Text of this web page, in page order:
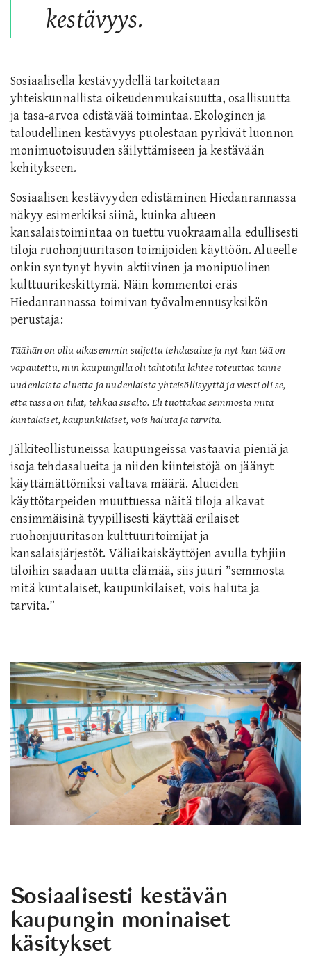
kestävyys.
Sosiaalisella kestävyydellä tarkoitetaan
yhteiskunnallista oikeudenmukaisuutta, osallisuutta
ja tasa-arvoa edistävää toimintaa. Ekologinen ja
taloudellinen kestävyys puolestaan pyrkivät luonnon
monimuotoisuuden säilyttämiseen ja kestävään
kehitykseen.
Sosiaalisen kestävyyden edistäminen Hiedanrannassa
näkyy esimerkiksi siinä, kuinka alueen
kansalaistoimintaa on tuettu vuokraamalla edullisesti
tiloja ruohonjuuritason toimijoiden käyttöön.Alueelle
onkin syntynyt hyvin aktiivinen ja monipuolinen
kulttuurikeskittymä. Näin kommentoi eräs
Hiedanrannassa toimivan työvalmennusyksikön
perustaja:
Täähän on ollu aikasemmin suljettu tehdasalue ja nyt kun tää on
vapautettu, niin kaupungilla oli tahtotila lähtee toteuttaa tänne
uudenlaista aluetta ja uudenlaista yhteisöllisyyttä ja viesti oli se,
että tässä on tilat, tehkää sisältö. Eli tuottakaa semmosta mitä
kuntalaiset, kaupunkilaiset, vois haluta ja tarvita.
Jälkiteollistuneissa kaupungeissa vastaavia pieniä ja
isoja tehdasalueita ja niiden kiinteistöjä on jäänyt
käyttämättömiksi valtava määrä. Alueiden
käyttötarpeiden muuttuessa näitä tiloja alkavat
ensimmäisinä tyypillisesti käyttää erilaiset
ruohonjuuritason kulttuuritoimijat ja
kansalaisjärjestöt. Väliaikaiskäyttöjen avulla tyhjiin
tiloihin saadaan uutta elämää, siis juuri ”semmosta
mitä kuntalaiset, kaupunkilaiset, vois haluta ja
tarvita.”
Sosiaalisesti kestävän
kaupungin moninaiset
käsitykset